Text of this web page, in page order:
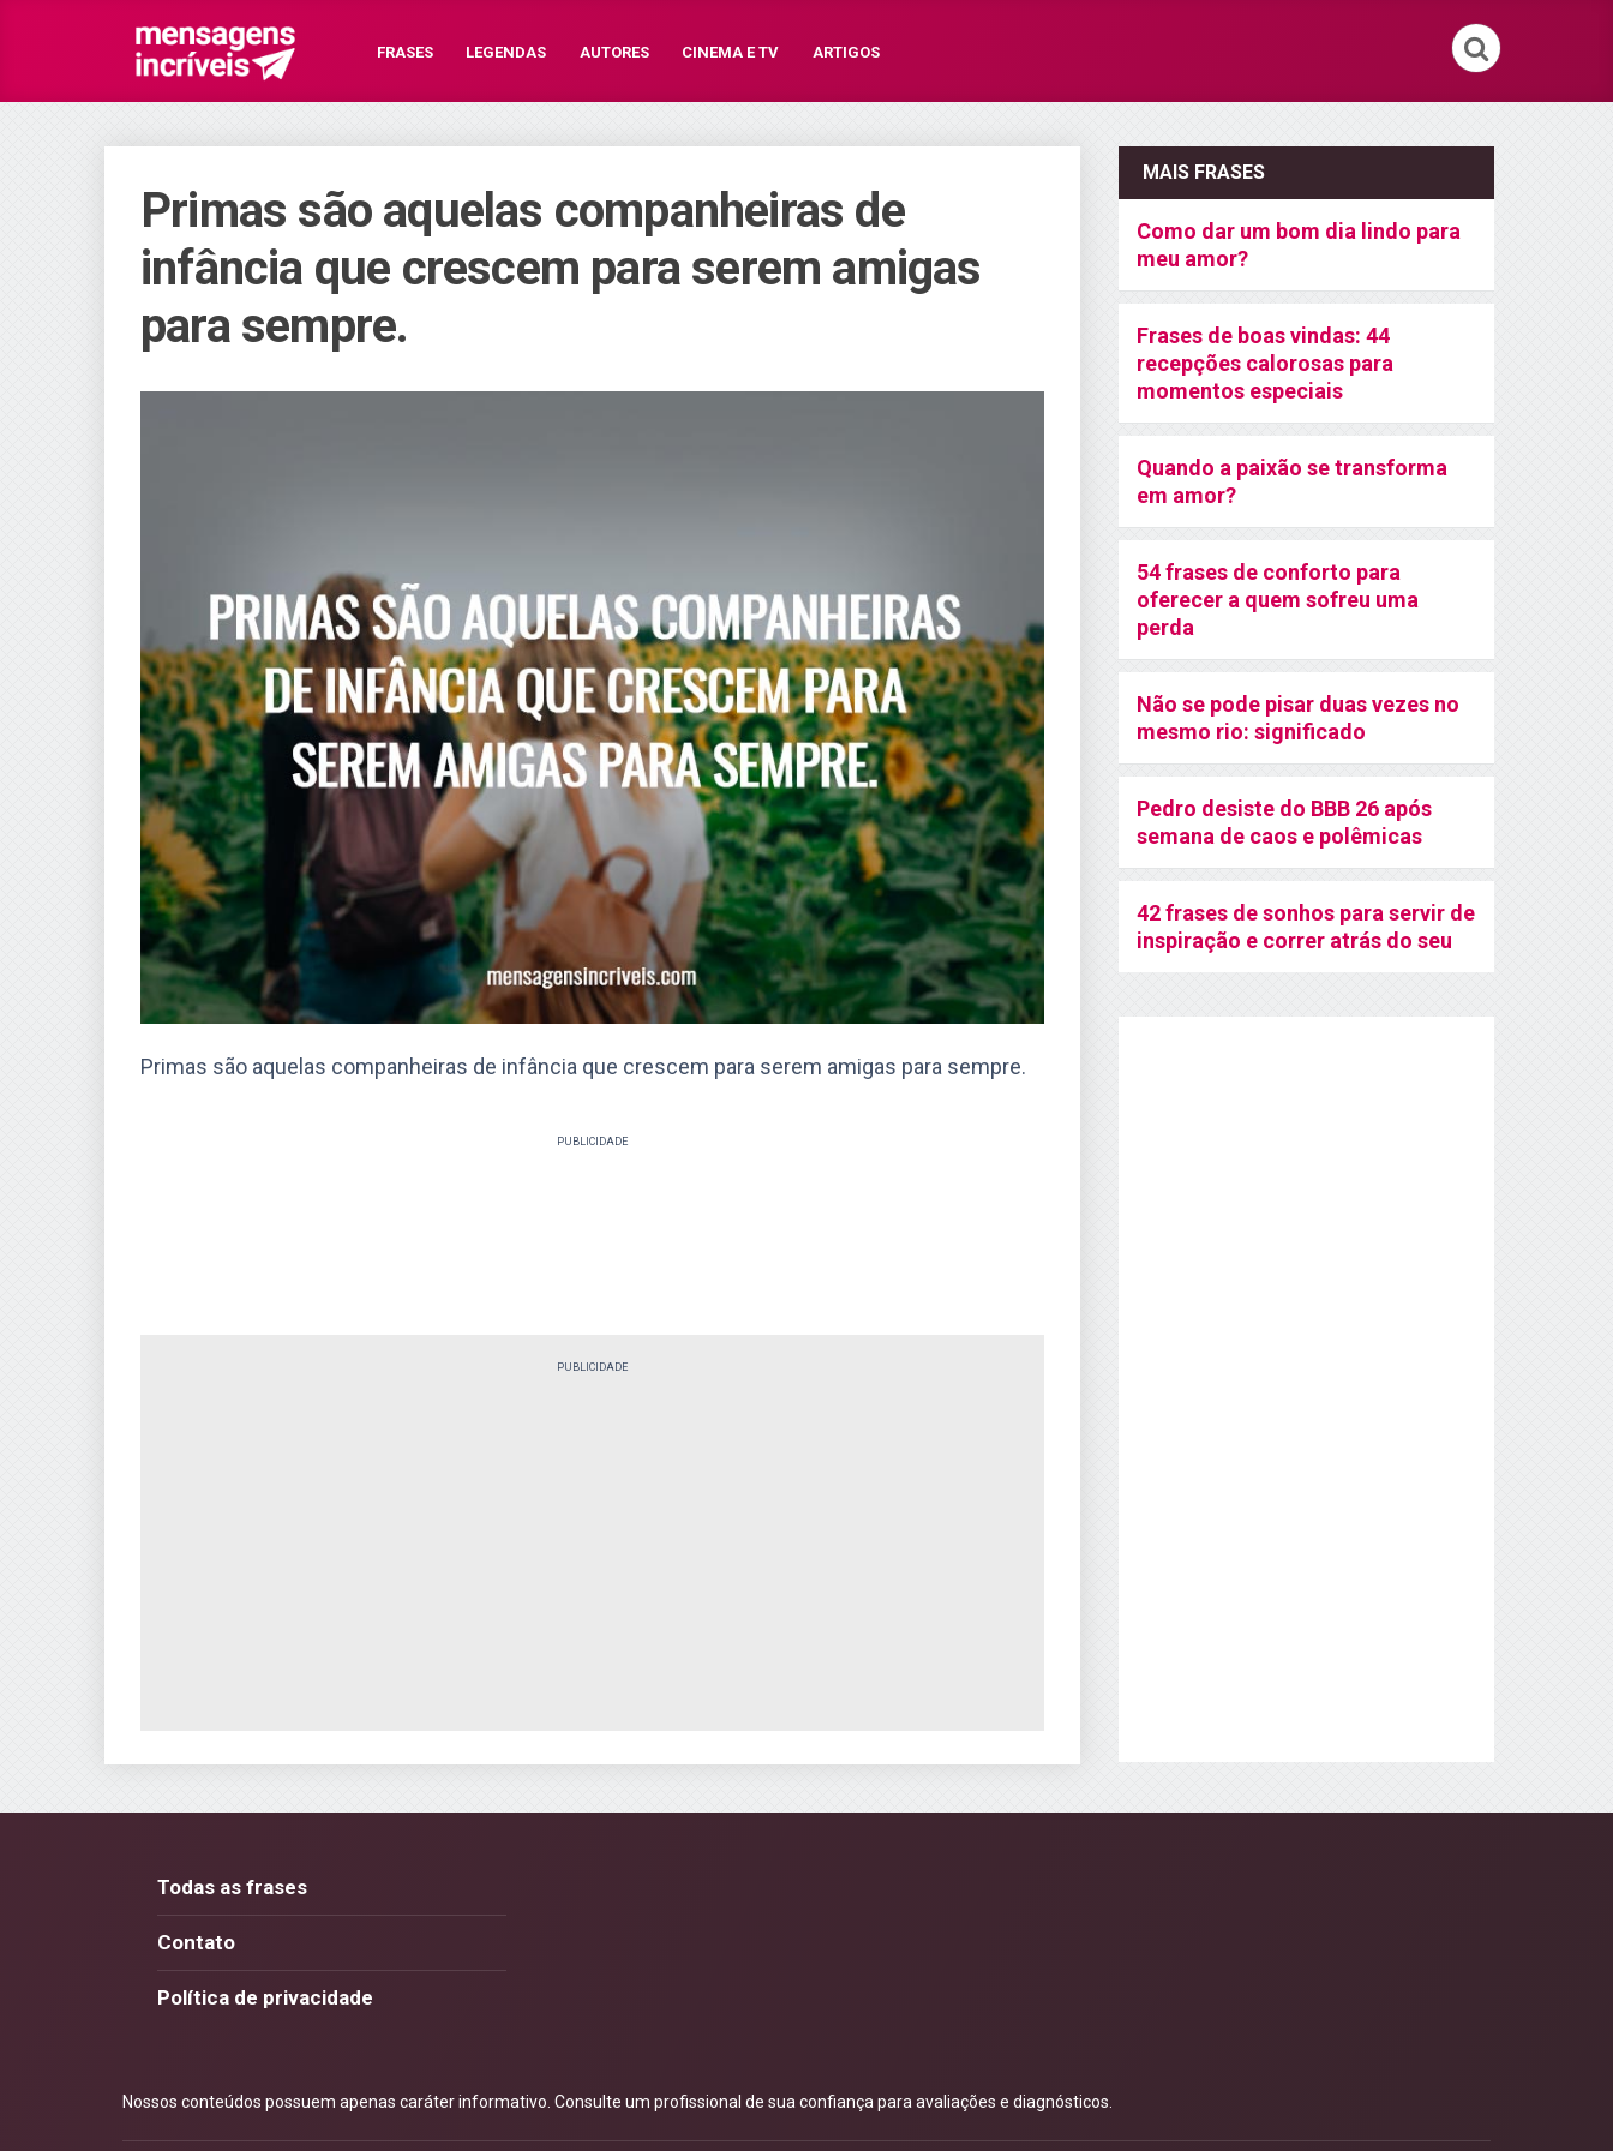
FRASES LEGENDAS AUTORES CINEMA E TV ARTIGOS
Primas são aquelas companheiras de
infância que crescem para serem amigas
para sempre.
Primas são aquelas companheiras de infância que crescem para serem amigas para sempre.
PUBLICIDADE
PUBLICIDADE
MAIS FRASES
Como dar um bom dia lindo para
meu amor?
Frases de boas vindas: 44
recepções calorosas para
momentos especiais
Quando a paixão se transforma
em amor?
54 frases de conforto para
oferecer a quem sofreu uma
perda
Não se pode pisar duas vezes no
mesmo rio: significado
Pedro desiste do BBB 26 após
semana de caos e polêmicas
42 frases de sonhos para servir de
inspiração e correr atrás do seu
Todas as frases
Contato
Política de privacidade
Nossos conteúdos possuem apenas caráter informativo. Consulte um profissional de sua confiança para avaliações e diagnósticos.